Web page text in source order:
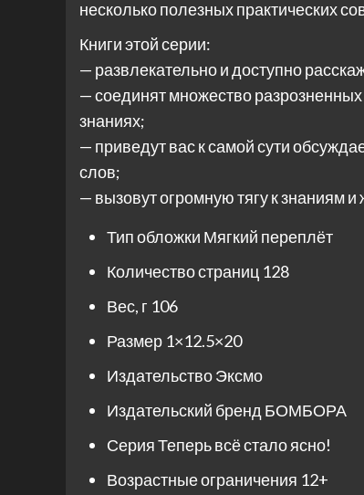
несколько полезных практических
Книги этой серии:
— развлекательно и доступно
— соединят множество
знаниях;
— приведут вас к самой сути
слов;
— вызовут огромную тягу к знаниям
Тип обложки Мягкий переплёт
Количество страниц 128
Вес, г 106
Размер 1×12.5×20
ИздательствоЭксмо
Издательский бренд БОМБОРА
СерияТеперь всё стало ясно!
Возрастные ограничения 12+